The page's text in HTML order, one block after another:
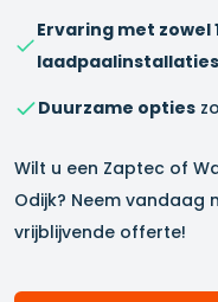
Ervaring met zowel
laadpaalinstallaties
Duurzame opties
Wilt u een Zaptec of
Odijk? Neem vandaag
vrijblijvende offerte!